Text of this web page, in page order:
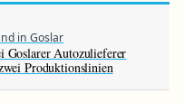
in Goslar
Goslarer Autozulieferer
Produktionslinien